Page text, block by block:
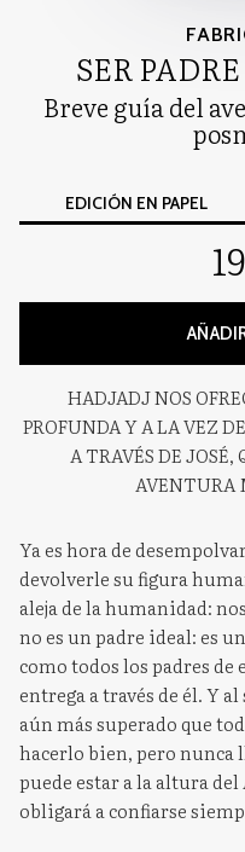
SER
Breve guía del
EDICIÓN EN PAPEL
HADJADJ NOS
PROFUNDA Y A LA VEZ
A TRAVÉS DE JOSÉ,
AVENTURA
Ya es hora de
devolverle su figura
aleja de la humanidad:
no es un padre ideal: es
como todos los padres
entrega a través de él. Y
aún más superado que
hacerlo bien, pero nunca
puede estar a la altura
obligará a confiarse